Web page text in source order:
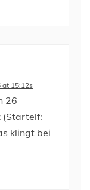
at 15:12s
26
(Startelf:
klingt bei